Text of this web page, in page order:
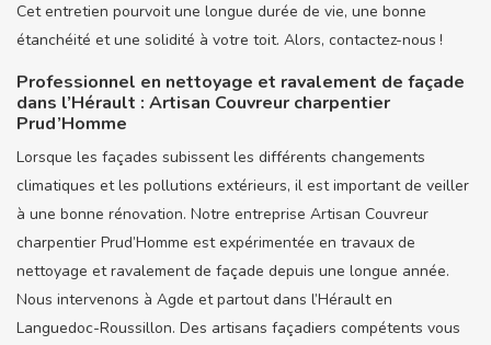
Cet entretien pourvoit une longue durée de vie, une bonne
étanchéité et une solidité à votre toit. Alors, contactez-nous !
Professionnel en nettoyage et ravalement de façade
dans l’Hérault : Artisan Couvreur charpentier
Prud’Homme
Lorsque les façades subissent les différents changements
climatiques et les pollutions extérieurs, il est important de veiller
à une bonne rénovation. Notre entreprise Artisan Couvreur
charpentier Prud’Homme est expérimentée en travaux de
nettoyage et ravalement de façade depuis une longue année.
Nous intervenons à Agde et partout dans l’Hérault en
Languedoc-Roussillon. Des artisans façadiers compétents vous